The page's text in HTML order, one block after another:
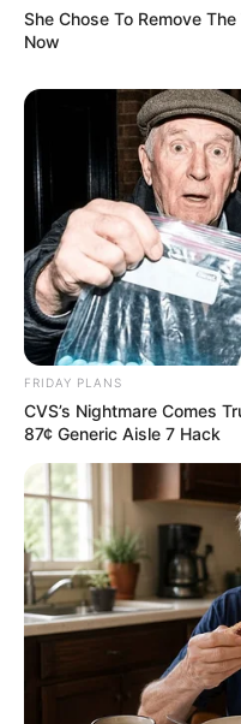
She Chose To Remove
Now
FRIDAY PLANS
CVS’s Nightmare Comes
87¢ Generic Aisle 7 Hack